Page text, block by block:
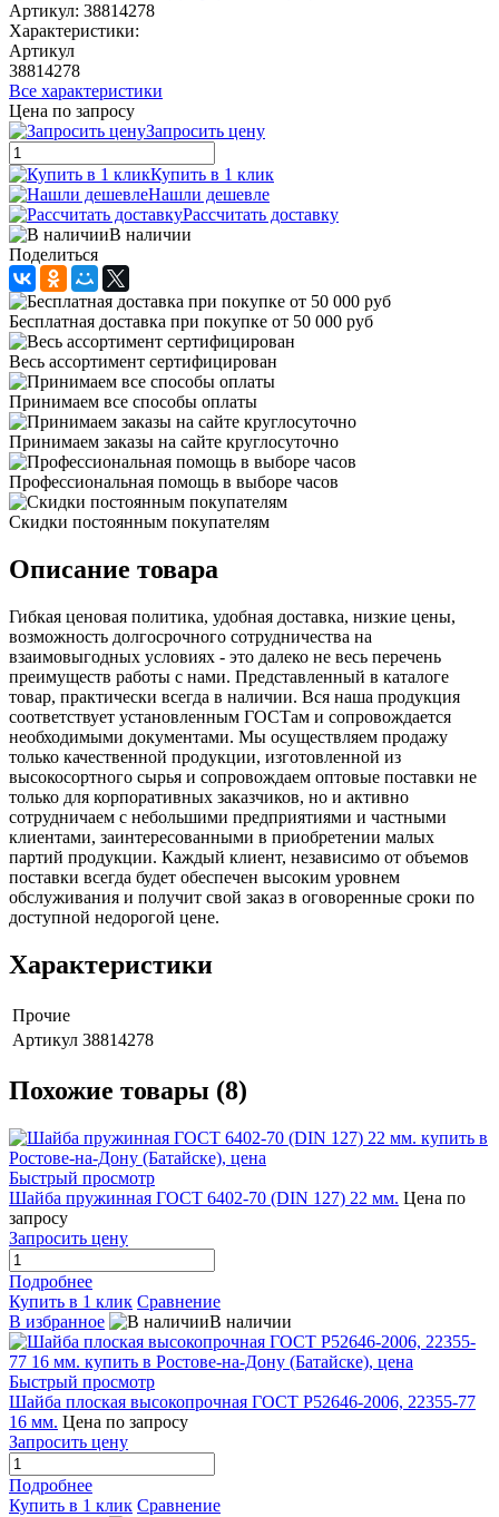
Артикул: 38814278
Характеристики:
Артикул
38814278
Все характеристики
Цена по запросу
Запросить цену
Купить в 1 клик
Нашли дешевле
Рассчитать доставку
В наличии
Поделиться
Бесплатная доставка при покупке от 50 000 руб
Весь ассортимент сертифицирован
Принимаем все способы оплаты
Принимаем заказы на сайте круглосуточно
Профессиональная помощь в выборе часов
Скидки постоянным покупателям
Описание товара
Гибкая ценовая политика, удобная доставка, низкие цены,
возможность долгосрочного сотрудничества на
взаимовыгодных условиях - это далеко не весь перечень
преимуществ работы с нами. Представленный в каталоге
товар, практически всегда в наличии. Вся наша продукция
соответствует установленным ГОСТам и сопровождается
необходимыми документами. Мы осуществляем продажу
только качественной продукции, изготовленной из
высокосортного сырья и сопровождаем оптовые поставки не
только для корпоративных заказчиков, но и активно
сотрудничаем с небольшими предприятиями и частными
клиентами, заинтересованными в приобретении малых
партий продукции. Каждый клиент, независимо от объемов
поставки всегда будет обеспечен высоким уровнем
обслуживания и получит свой заказ в оговоренные сроки по
доступной недорогой цене.
Характеристики
Прочие
Артикул 38814278
Похожие товары (8)
Быстрый просмотр
Шайба пружинная ГОСТ 6402-70 (DIN 127) 22 мм. Цена по
запросу
Запросить цену
Подробнее
Купить в 1 клик Сравнение
В избранное
В наличии
Быстрый просмотр
Шайба плоская высокопрочная ГОСТ Р52646-2006, 22355-77
16 мм. Цена по запросу
Запросить цену
Подробнее
Купить в 1 клик Сравнение